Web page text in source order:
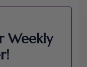
Weekly